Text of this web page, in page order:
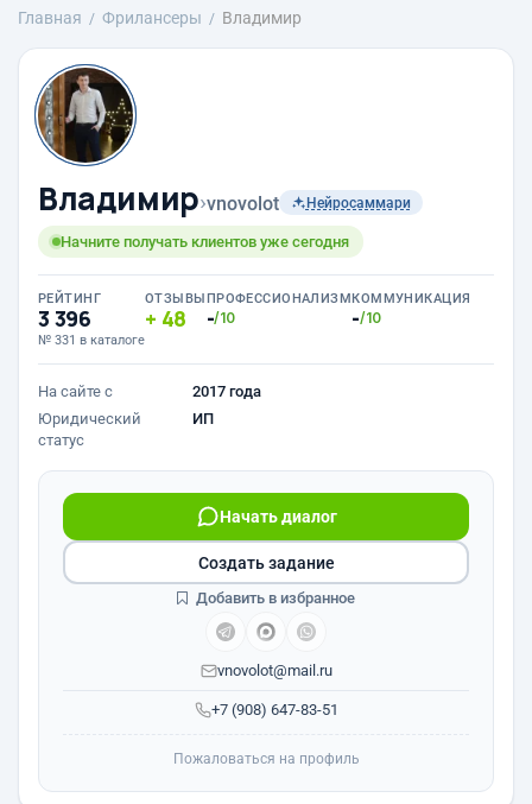
Главная Фрилансеры Владимир
Владимир›vnovolot Нейросаммари
Начните получать клиентов уже сегодня
РЕЙТИНГ
3 396
№ 331 в каталоге
ОТЗЫВЫ
48
ПРОФЕССИОНАЛИЗМ
-/10
КОММУНИКАЦИЯ
-/10
На сайте с
2017 года
Юридический
статус
ИП
+7 (908) 647-83-51
Начать диалог
vnovolot@mail.ru
Создать задание
Добавить в избранное
Пожаловаться на профиль